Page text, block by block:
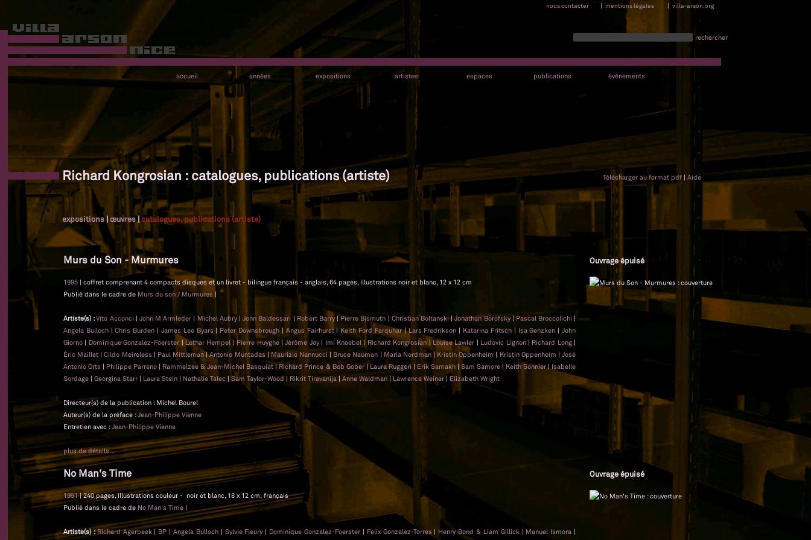
nous contacter | mentions légales | villa-arson.org
rechercher
accueil années expositions artistes espaces publications événements
Richard Kongrosian : catalogues, publications (artiste) Télécharger au format pdf | Aide
expositions|œuvres|catalogues, publications (artiste)
Murs du Son - Murmures Ouvrage épuisé
1995 | coffret comprenant 4 compacts disques et un livret - bilingue français - anglais, 64 pages, illustrations noir et blanc, 12 x 12 cm
Publié dans le cadre de Murs du son / Murmures|
Artiste(s) :Vito Acconci | John M Armleder | Michel Aubry|John Baldessari | Robert Barry| Pierre Bismuth | Christian Boltanski|Jonathan Borofsky| Pascal Broccolichi |
Angela Bulloch|Chris Burden | James Lee Byars | Peter Downsbrough | Angus Fairhurst| Keith Ford Farquhar|Lars Fredrikson | Katarina Fritsch| Isa Genzken |John
Giorno | Dominique Gonzalez-Foerster | Lothar Hempel | Pierre Huyghe|Jérôme Joy| Imi Knoebel | Richard Kongrosian | Louise Lawler | Ludovic Lignon| Richard Long|
Éric Maillet |Cildo Meireless | Paul Mittleman|Antonio Muntadas|Maurizio Nannucci| Bruce Nauman | Maria Nordman| Kristin Oppenheim | Kristin Oppenheim |José
Antonio Orts | Philippe Parreno | Rammelzee & Jean-Michel Basquiat|Richard Prince & Bob Gober|Laura Ruggeri | Erik Samakh| Sam Samore| Keith Sonnier| Isabelle
Sordage | Georgina Starr | Laura Stein | Nathalie Talec | Sam Taylor-Wood | Rikrit Tiravanija | Anne Waldman | Lawrence Weiner| Elizabeth Wright
Directeur(s) de la publication : Michel Bourel
Auteur(s) de la préface :Jean-Philippe Vienne
Entretien avec :Jean-Philippe Vienne
plus de détails...
No Man's Time Ouvrage épuisé
1991| 240 pages, illustrations couleur - noir et blanc, 18 x 12 cm, français
Publié dans le cadre de No Man's Time |
Artiste(s) :Richard Agerbeek| BP |Angela Bulloch| Sylvie Fleury| Dominique Gonzalez-Foerster | Felix Gonzalez-Torres | Henry Bond & Liam Gillick| Manuel Ismora |